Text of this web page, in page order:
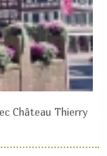
Château Thierry